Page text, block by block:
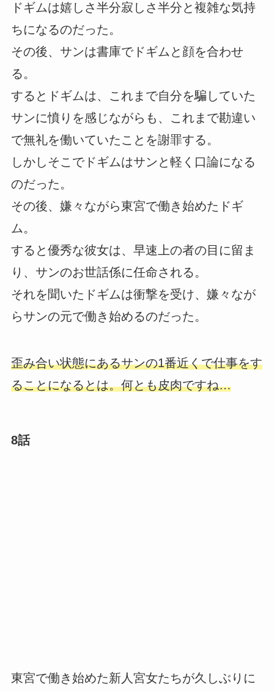
ドギムは嬉しさ半分寂しさ半分と複雑な気持
ちになるのだった。
その後、サンは書庫でドギムと顔を合わせ
る。
するとドギムは、これまで自分を騙していた
サンに憤りを感じながらも、これまで勘違い
で無礼を働いていたことを謝罪する。
しかしそこでドギムはサンと軽く口論になる
のだった。
その後、嫌々ながら東宮で働き始めたドギ
ム。
すると優秀な彼女は、早速上の者の目に留ま
り、サンのお世話係に任命される。
それを聞いたドギムは衝撃を受け、嫌々なが
らサンの元で働き始めるのだった。
歪み合い状態にあるサンの1番近くで仕事をす
ることになるとは。何とも皮肉ですね…
8話
東宮で働き始めた新人宮女たちが久しぶりに